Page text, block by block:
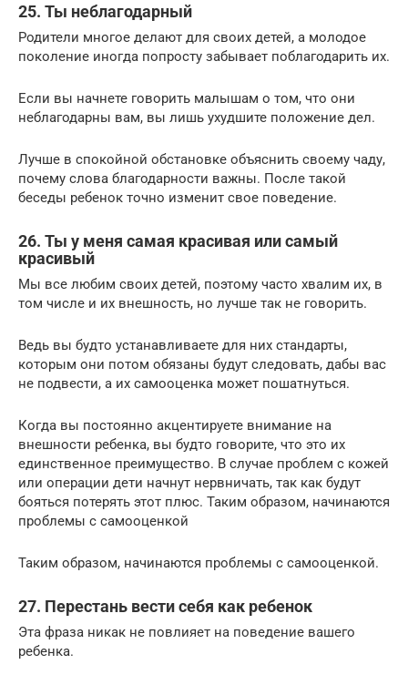
25. Ты неблагодарный
Родители многое делают для своих детей, а молодое
поколение иногда попросту забывает поблагодарить их.
Если вы начнете говорить малышам о том, что они
неблагодарны вам, вы лишь ухудшите положение дел.
Лучше в спокойной обстановке объяснить своему чаду,
почему слова благодарности важны. После такой
беседы ребенок точно изменит свое поведение.
26. Ты у меня самая красивая или самый
красивый
Мы все любим своих детей, поэтому часто хвалим их, в
том числе и их внешность, но лучше так не говорить.
Ведь вы будто устанавливаете для них стандарты,
которым они потом обязаны будут следовать, дабы вас
не подвести, а их самооценка может пошатнуться.
Когда вы постоянно акцентируете внимание на
внешности ребенка, вы будто говорите, что это их
единственное преимущество. В случае проблем с кожей
или операции дети начнут нервничать, так как будут
бояться потерять этот плюс. Таким образом, начинаются
проблемы с самооценкой
Таким образом, начинаются проблемы с самооценкой.
27. Перестань вести себя как ребенок
Эта фраза никак не повлияет на поведение вашего
ребенка.